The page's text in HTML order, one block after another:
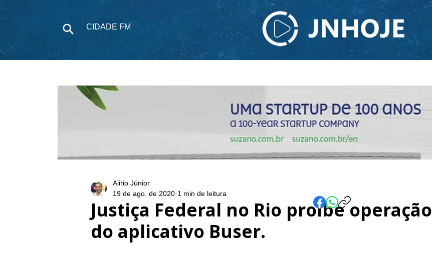
CIDADE FM
Justiça Federal no Rio proíbe operação
do aplicativo Buser.
Alirio Júnior
19 de ago. de 2020 1 min de leitura